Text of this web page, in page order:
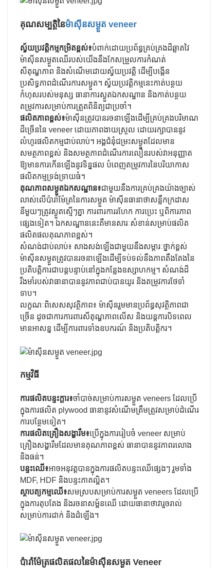
គុណសម្បត្តិនៃម៉ាស៊ីនសម្ងួត veneer
ស្វ័យប្រវត្តិកម្មកម្រិតខ្ពស់៖បំពាក់ដោយប្រព័ន្ធគ្រប់គ្រងដ៏ឆ្លាតវៃ
ម៉ាស៊ីនសម្ងួតឈើរបស់យើងនឹងកែសម្រួលការកំណត់
សីតុណ្ហភាព និងសំណើមដោយស្វ័យប្រវត្តិ ដើម្បីបង្កើន
ប្រសិទ្ធភាពដំណើរការសម្ងួត។ ស្វ័យប្រវត្តិកម្មនេះកាត់បន្ថយ
កំហុសរបស់មនុស្ស ធានាការស្ងួតឯកសណ្ឋាន និងកាត់បន្ថយ
តម្រូវការសម្រាប់ការត្រួតពិនិត្យជាប្រចាំ។
ផលិតភាពខ្ពស់៖ម៉ាស៊ីនត្រូវបានរចនាឡើងដើម្បីគ្រប់គ្រងបរិមាណ
ដ៏ច្រើននៃ veneer ដោយភាពងាយស្រួល ដោយរក្សាបាននូវ
លំហូរផលិតកម្មជាប់លាប់។ អង្គជំនុំជម្រះសម្ងួតដែលមាន
សមត្ថភាពខ្ពស់ និងសមត្ថភាពដំណើរការលឿនរបស់វាអនុញ្ញាត
ឱ្យមានការកើនឡើងនូវទិន្នផល បំពេញតម្រូវការនៃបរិយាកាស
ផលិតកម្មទ្រង់ទ្រាយធំ។
គុណភាពសម្ងួតឯកសណ្ឋាន៖ជាមួយនឹងការគ្រប់គ្រងយ៉ាងច្បាស់
លាស់លើប៉ារ៉ាម៉ែត្រនៃការសម្ងួត ម៉ាស៊ីនធានាថាសន្លឹកក្រដាស
នីមួយៗត្រូវស្ងួតស្មើៗគ្នា ការពារការរហែក ការប្រេះ ឬពិការភាព
ផ្សេងទៀត។ ឯកសណ្ឋាននេះគឺមានសារៈសំខាន់សម្រាប់ផលិត
ផលិតផលគុណភាពខ្ពស់។
សំណង់ជាប់លាប់៖ សាងសង់ឡើងជាមួយនឹងសម្ភារៈថ្នាក់ខ្ពស់
ម៉ាស៊ីនសម្ងួតត្រូវបានរចនាឡើងដើម្បីទប់ទល់នឹងភាពតឹងតែងនៃ
ប្រតិបត្តិការជាបន្តបន្ទាប់នៅក្នុងកន្លែងឧស្សាហកម្ម។ សំណង់ដ៏
រឹងមាំរបស់វាធានាបាននូវភាពជាប់បានយូរ និងតម្រូវការថែទាំ
ទាប។
លក្ខណៈពិសេសសុវត្ថិភាព៖ ម៉ាស៊ីនរួមមានប្រព័ន្ធសុវត្ថិភាពជា
ច្រើន ដូចជាការការពារសីតុណ្ហភាពលើស និងយន្តការបិទពេល
មានអាសន្ន ដើម្បីការពារទាំងឧបករណ៍ និងប្រតិបត្តិករ។
កម្មវិធី
ការផលិតបន្ទះក្តារ៖ចាំបាច់សម្រាប់ការសម្ងួត veneers ដែលប្រើ
ក្នុងការផលិត plywood ធានានូវសំណើមត្រឹមត្រូវសម្រាប់ដំណើរ
ការបន្ថែមទៀត។
ការផលិតគ្រឿងសង្ហារឹម៖ប្រើក្នុងការរៀបចំ veneer សម្រាប់
គ្រឿងសង្ហារឹមដែលមានគុណភាពខ្ពស់ ធានាបាននូវភាពរលោង
និងធន់។
បន្ទះឈើ៖អាចអនុវត្តបានក្នុងការផលិតបន្ទះឈើផ្សេងៗ រួមទាំង
MDF, HDF និងបន្ទះភាគល្អិត។
ស្ថាបត្យកម្មឈើ៖សមស្របសម្រាប់ការសម្ងួត veneers ដែលប្រើ
ក្នុងការតុបតែង និងរចនាសម្ព័នឈើ ដោយធានាថាវារួចរាល់
សម្រាប់ការដាក់ និងដំឡើង។
ប៉ារ៉ាម៉ែត្រផលិតផលនៃម៉ាស៊ីនសម្ងួត Veneer